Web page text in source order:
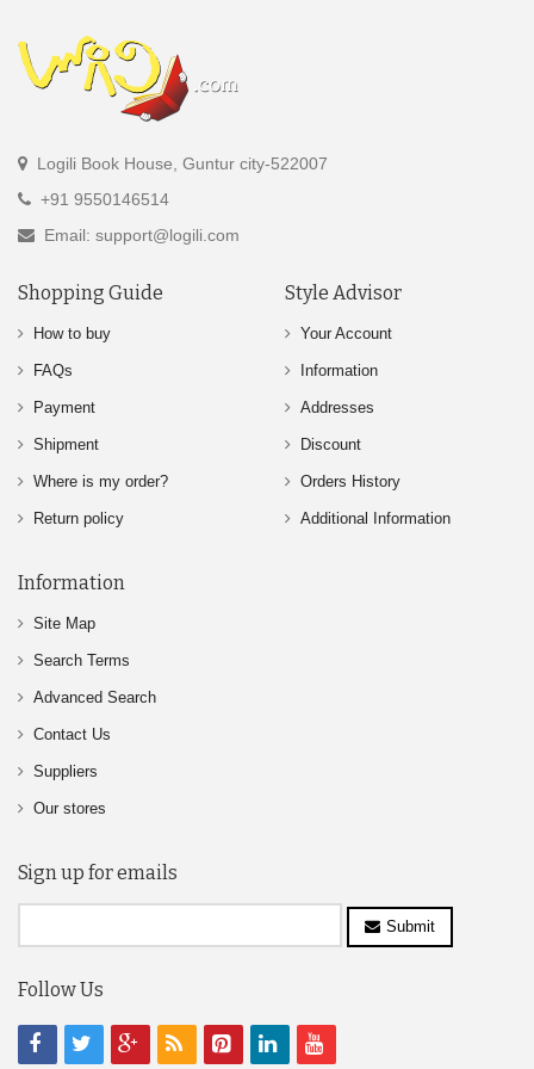
Logili Book House, Guntur city-522007
+91 9550146514
Email: support@logili.com
Shopping Guide
How to buy
FAQs
Payment
Shipment
Where is my order?
Return policy
Style Advisor
Your Account
Information
Addresses
Discount
Orders History
Additional Information
Information
Site Map
Search Terms
Advanced Search
Contact Us
Suppliers
Our stores
Sign up for emails
Submit
Follow Us